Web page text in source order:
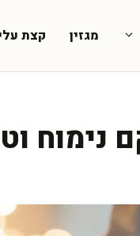
מגזין קצת
נימוח